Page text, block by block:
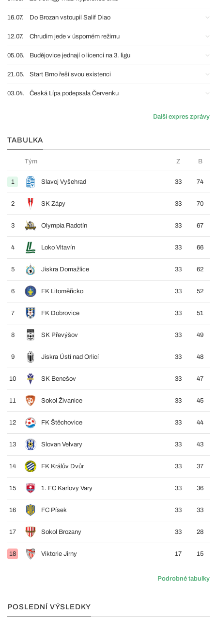
16.07. Do Brozan vstoupil Salif Diao
12.07. Chrudim jede v úsporném režimu
05.06. Budějovice jednají o licenci na 3. ligu
21.05. Start Brno řeší svou existenci
03.04. Česká Lípa podepsala Červenku
Další expres zprávy
TABULKA
Tým Z B
1 Slavoj Vyšehrad 33 74
2 SK Zápy 33 70
3 Olympia Radotín 33 67
4 Loko Vltavín 33 66
5 Jiskra Domažlice 33 62
6 FK Litoměřicko 33 52
7 FK Dobrovice 33 51
8 SK Převýšov 33 49
9 Jiskra Ústí nad Orlicí 33 48
10 SK Benešov 33 47
11 Sokol Živanice 33 45
12 FK Štěchovice 33 44
13 Slovan Velvary 33 43
14 FK Králův Dvůr 33 37
15 1. FC Karlovy Vary 33 36
16 FC Písek 33 33
17 Sokol Brozany 33 28
18 Viktorie Jirny 17 15
Podrobné tabulky
POSLEDNÍ VÝSLEDKY